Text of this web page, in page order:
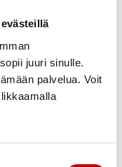
juuri sinulle.
palvelua. Voit